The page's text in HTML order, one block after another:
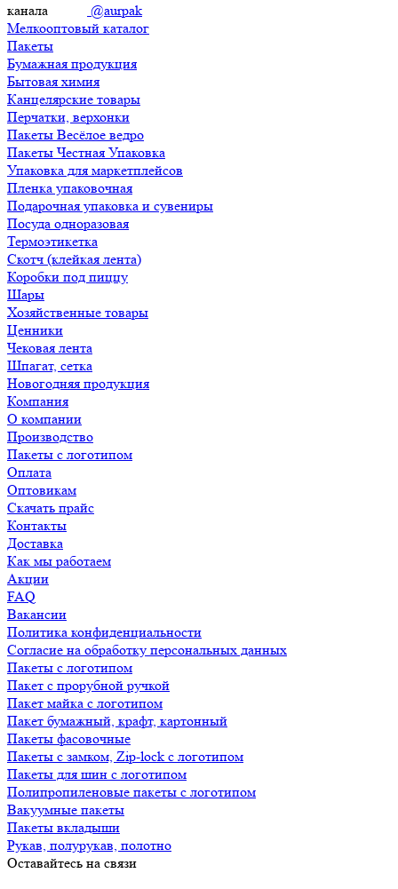
канала
@aurpak
Мелкооптовый каталог
Пакеты
Бумажная продукция
Бытовая химия
Канцелярские товары
Перчатки, верхонки
Пакеты Весёлое ведро
Пакеты Честная Упаковка
Упаковка для маркетплейсов
Пленка упаковочная
Подарочная упаковка и сувениры
Посуда одноразовая
Термоэтикетка
Скотч (клейкая лента)
Коробки под пиццу
Шары
Хозяйственные товары
Ценники
Чековая лента
Шпагат, сетка
Новогодняя продукция
Компания
О компании
Производство
Пакеты с логотипом
Оплата
Оптовикам
Скачать прайс
Контакты
Доставка
Как мы работаем
Акции
FAQ
Вакансии
Политика конфиденциальности
Согласие на обработку персональных данных
Пакеты с логотипом
Пакет с прорубной ручкой
Пакет майка с логотипом
Пакет бумажный, крафт, картонный
Пакеты фасовочные
Пакеты с замком, Zip-lock с логотипом
Пакеты для шин с логотипом
Полипропиленовые пакеты с логотипом
Вакуумные пакеты
Пакеты вкладыши
Рукав, полурукав, полотно
Оставайтесь на связи